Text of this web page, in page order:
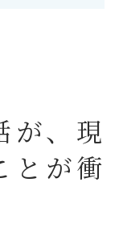
が、現
とが衝